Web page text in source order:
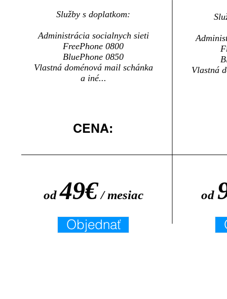
od49€ / mesiac od
Objednať
Služby s doplatkom:
Administrácia socialnych sieti
FreePhone 0800
BluePhone 0850
Vlastná doménová mail schánka
a iné...
Vlastná
CENA: